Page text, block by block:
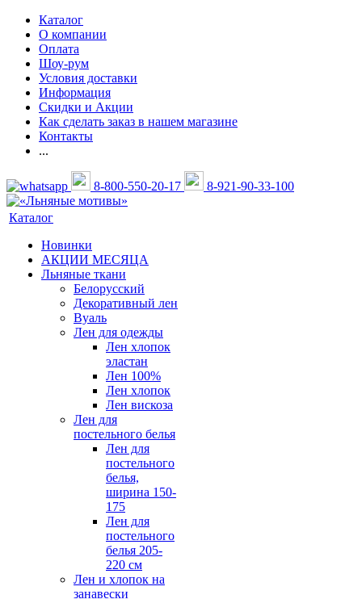
Каталог
О компании
Оплата
Шоу-рум
Условия доставки
Информация
Скидки и Акции
Как сделать заказ в нашем магазине
Контакты
...
8-800-550-20-17 8-921-90-33-100
Каталог
Новинки
АКЦИИ МЕСЯЦА
Льняные ткани
Белорусский
Декоративный лен
Вуаль
Лен для одежды
Лен хлопок
эластан
Лен 100%
Лен хлопок
Лен вискоза
Лен для
постельного белья
Лен для
постельного
белья,
ширина 150-
175
Лен для
постельного
белья 205-
220 см
Лен и хлопок на
занавески